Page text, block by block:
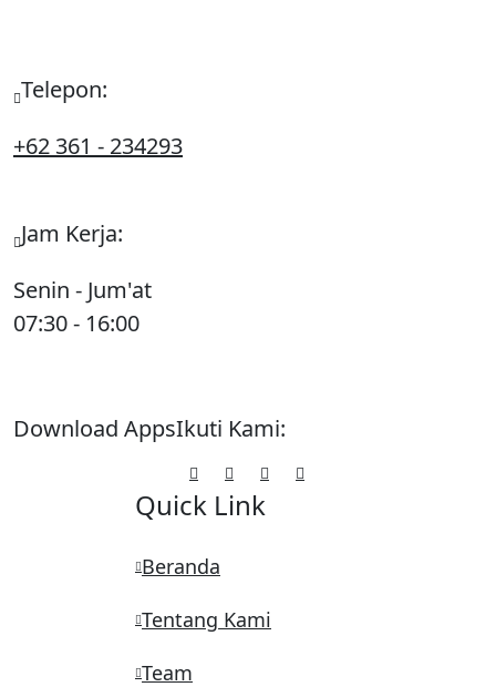
Telepon:
+62 361 - 234293
Jam Kerja:
Senin - Jum'at
07:30 - 16:00
Download AppsIkuti Kami:
Quick Link
Beranda
Tentang Kami
Team